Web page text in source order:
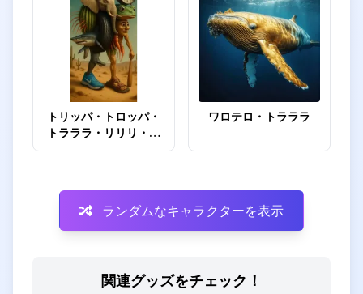
トリッパ・トロッパ・
トラララ・リリリ・リ
ラ・トゥントゥン・サ
ロ・トリッピ・トロッ
パ・クロコディーナ
ワロテロ・トラララ
ランダムなキャラクターを表示
関連グッズをチェック！